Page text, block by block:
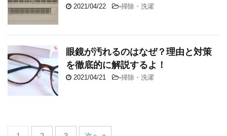
2021/04/22 -掃除・洗濯
眼鏡が汚れるのはなぜ？理由と対策
を徹底的に解説するよ！
2021/04/21 -掃除・洗濯